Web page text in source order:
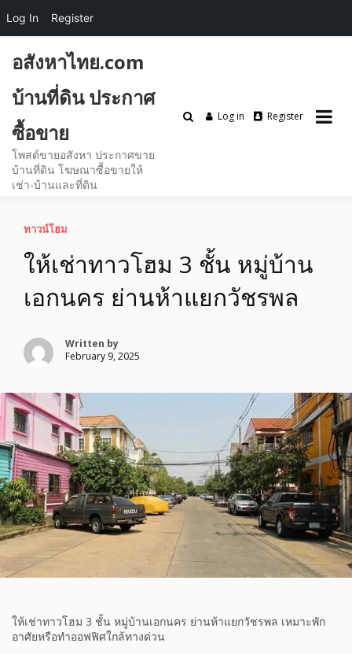
content
อสังหาไทย.com
บ้านที่ดิน ประกาศ
ซื้อขาย
โพสต์ขายอสังหา ประกาศขาย
บ้านที่ดิน โฆษณาซื้อขายให้
เช่า-บ้านและที่ดิน
Log in Register
ทาวน์โฮม
ให้เช่าทาวโฮม 3 ชั้น หมู่บ้าน
เอกนคร ย่านห้าแยกวัชรพล
Written by
February 9, 2025
ให้เช่าทาวโฮม 3 ชั้น หมู่บ้านเอกนคร ย่านห้าแยกวัชรพล เหมาะพัก
อาศัยหรือทำออฟฟิศใกล้ทางด่วน
Log In Register